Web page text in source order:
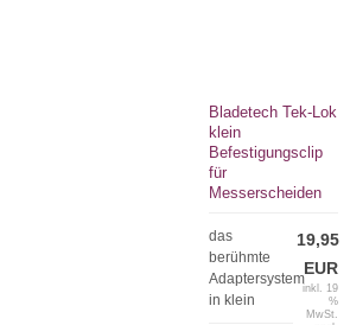
Bladetech Tek-Lok
klein
Befestigungsclip
für
Messerscheiden
das
berühmte
Adaptersystem
in klein
19,95
EUR
inkl. 19
%
MwSt.